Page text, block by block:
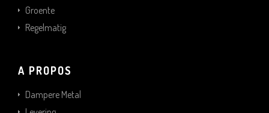
Groente
Regelmatig
A PROPOS
Dampere Metal